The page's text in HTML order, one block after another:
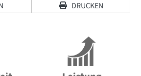
DRUCKEN